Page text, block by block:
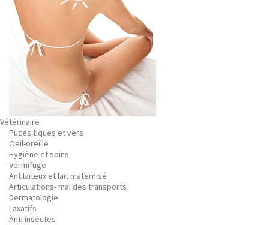
Vétérinaire
Puces tiques et vers
Oeil-oreille
Hygiène et soins
Vermifuge
Antilaiteux et lait maternisé
Articulations- mal des transports
Dermatologie
Laxatifs
Anti insectes